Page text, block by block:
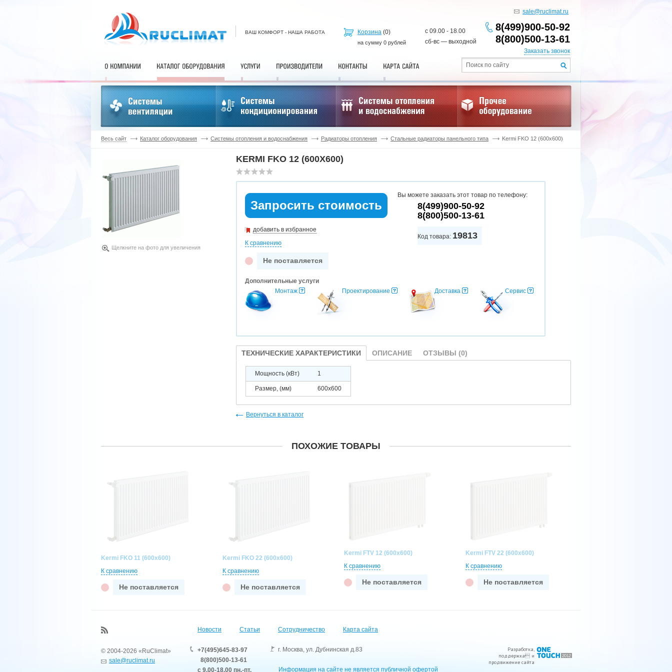
ВАШ КОМФОРТ - НАША РАБОТА Корзина (0)
на сумму 0 рублей
с 09.00 - 18.00
сб-вс — выходной
sale@ruclimat.ru
8(499)900-50-92
8(800)500-13-61
Заказать звонок
Весь сайт Каталог оборудования Системы отопления и водоснабжения Радиаторы отопления Стальные радиаторы панельного типа Kermi FKO 12 (600x600)
Щелкните на фото для увеличения
KERMI FKO 12 (600X600)
Запросить стоимость
добавить в избранное
К сравнению
Не поставляется
Вы можете заказать этот товар по телефону:
8(499)900-50-92
8(800)500-13-61
Код товара: 19813
Дополнительные услуги
Монтаж
Проектирование Доставка Сервис
ТЕХНИЧЕСКИЕ ХАРАКТЕРИСТИКИ ОПИСАНИЕ ОТЗЫВЫ (0)
Мощность (кВт) 1
Размер, (мм) 600x600
Вернуться в каталог
ПОХОЖИЕ ТОВАРЫ
Kermi FKO 11 (600x600)
К сравнению
Не поставляется
Kermi FKO 22 (600x600)
К сравнению
Не поставляется
Kermi FTV 12 (600x600)
К сравнению
Не поставляется
Kermi FTV 22 (600x600)
К сравнению
Не поставляется
© 2004-2026 «RuClimat»
sale@ruclimat.ru
Новости Статьи Сотрудничество Карта сайта
+7(495)645-83-97
8(800)500-13-61
с 9.00-18.00 пн.-пт.
г. Москва, ул. Дубнинская д.83
Информация на сайте не является публичной офертой
Разработка,
поддержка и
продвижение сайта